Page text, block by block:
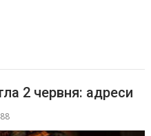
2 червня: адреси